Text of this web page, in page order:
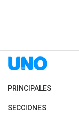
PRINCIPALES
Últimas Noticias
SECCIONES